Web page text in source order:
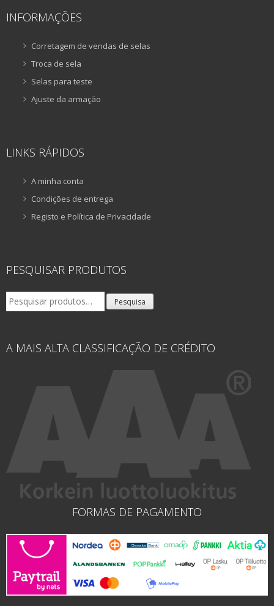
INFORMAÇÕES
Corretagem de vendas de selas
Troca de sela
Selas para teste
Ajuste da armação
LINKS RÁPIDOS
A minha conta
Condições de entrega
Registo e Política de Privacidade
PESQUISAR PRODUTOS
Pesquisar
por:
Pesquisa
A MAIS ALTA CLASSIFICAÇÃO DE CRÉDITO
FORMAS DE PAGAMENTO